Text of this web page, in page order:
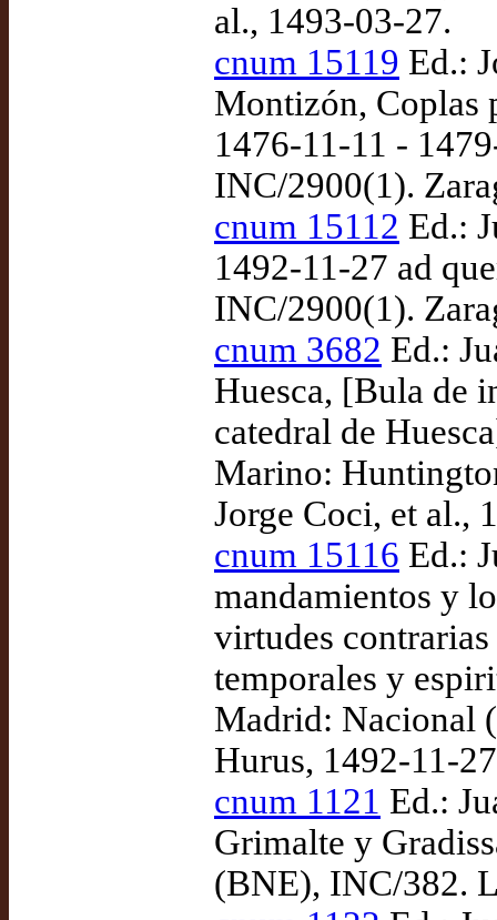
al., 1493-03-27.
cnum 15119 Ed.:
Montizón, Coplas
1476-11-11 -
INC/2900(1).
cnum 15112 Ed.:
1492-11-27 ad
INC/2900(1).
cnum 3682 Ed.:
Huesca, [Bula de
catedral de
Marino:
Jorge Coci, et al.,
cnum 15116 Ed.:
mandamientos y
virtudes
temporales y
Madrid: Nacional
Hurus, 1492-11-
cnum 1121 Ed.:
Grimalte y
(BNE), INC/382.